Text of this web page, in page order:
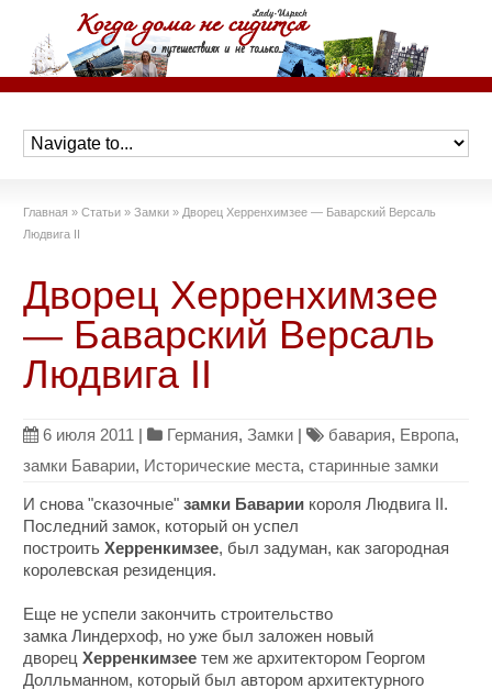
Главная » Статьи » Замки » Дворец Херренхимзее — Баварский Версаль
Людвига II
Дворец Херренхимзее
— Баварский Версаль
Людвига II
6 июля 2011 | Германия,Замки | бавария, Европа,
замки Баварии, Исторические места,старинные замки
И снова "сказочные"замки Баварии короля Людвига II.
Последний замок, который он успел
построитьХерренкимзее, был задуман, как загородная
королевская резиденция.
Еще не успели закончить строительство
замка Линдерхоф, но уже был заложен новый
дворецХерренкимзее тем же архитектором Георгом
Долльманном, который был автором архитектурного